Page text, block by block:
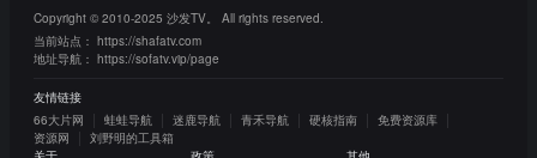
Copyright © 2010-2025 沙发TV。 All rights reserved.
当前站点： https://shafatv.com
地址导航： https://sofatv.vip/page
友情链接
66大片网
蛙蛙导航 迷鹿导航 青禾导航 硬核指南
免费资源库
资源网
刘野明的工具箱